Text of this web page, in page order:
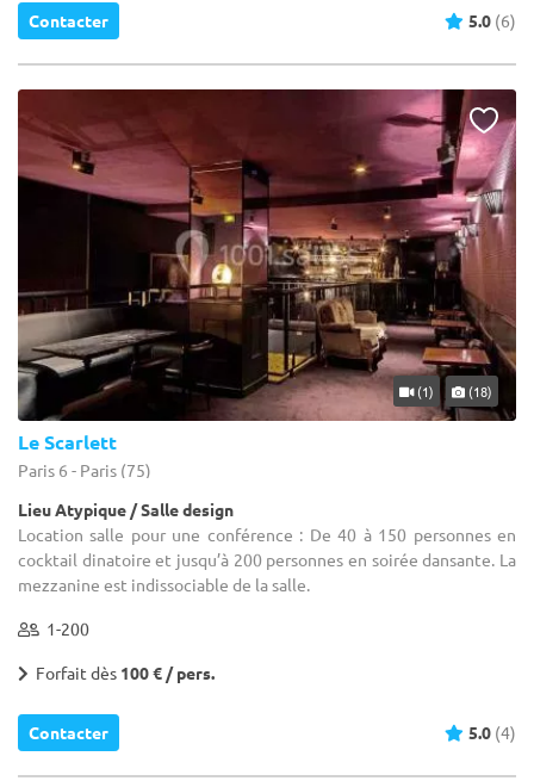
Contacter 5.0 (6)
(1) (18)
Le Scarlett
Paris 6 - Paris (75)
Lieu Atypique / Salle design
Location salle pour une conférence : De 40 à 150 personnes en
cocktail dinatoire et jusqu’à 200 personnes en soirée dansante. La
mezzanine est indissociable de la salle.
1-200
Forfait dès 100 € / pers.
Contacter 5.0 (4)